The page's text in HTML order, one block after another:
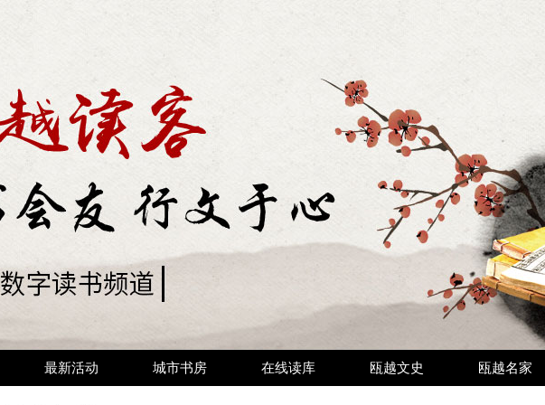
最新活动 城市书房 在线读库 瓯越文史 瓯越名家